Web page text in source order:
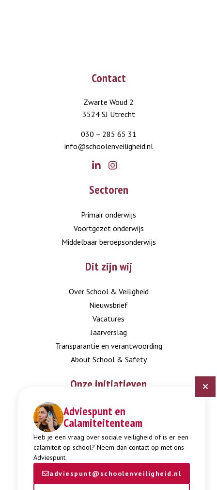
Adviespunt en
Calamiteitenteam
Heb je een vraag over sociale veiligheid of is er een
calamiteit op school? Neem dan contact op met ons
Adviespunt.
adviespunt@schoolenveiligheid.nl
Contact
Zwarte Woud 2
3524 SJ Utrecht
030 – 285 65 31
info@schoolenveiligheid.nl
Sectoren
Primair onderwijs
Voortgezet onderwijs
Middelbaar beroepsonderwijs
Dit zijn wij
Over School & Veiligheid
Nieuwsbrief
Vacatures
Jaarverslag
Transparantie en verantwoording
About School & Safety
Onze initiatieven
Digitaal Veiligheidsplan
Expertisepunt Burgerschap
Gendi
Week tegen Pesten